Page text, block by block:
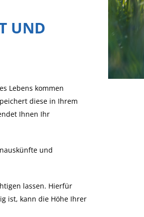
UND
Lebens kommen
diese in Ihrem
Ihnen Ihr
und
lassen. Hierfür
ist, kann die Höhe Ihrer